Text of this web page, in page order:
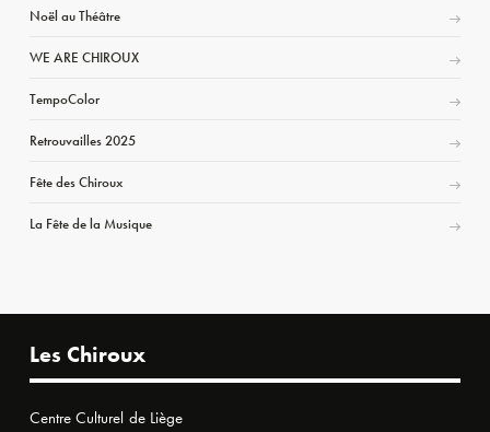
Noël au Théâtre
WE ARE CHIROUX
TempoColor
Retrouvailles 2025
Fête des Chiroux
La Fête de la Musique
Les Chiroux
Centre Culturel de Liège